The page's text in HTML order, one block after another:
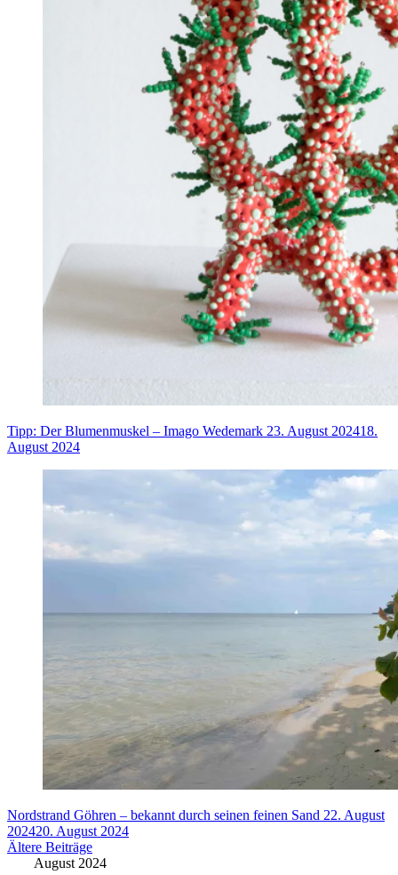
Tipp: Der Blumenmuskel – Imago Wedemark 23. August 202418.
August 2024
Nordstrand Göhren – bekannt durch seinen feinen Sand 22. August
202420. August 2024
Beitragsnavigation
Ältere Beiträge
August 2024